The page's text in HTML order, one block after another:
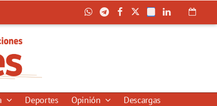
Deportes Opinión Descargas